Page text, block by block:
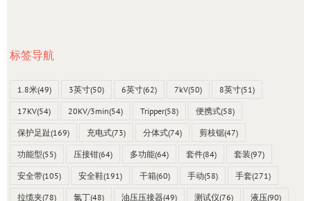
标签导航
1.8米(49) 3英寸(50) 6英寸(62) 7kV(50) 8英寸(51)
17KV(54) 20KV/3min(54) Tripper(58) 便携式(58)
保护足趾(169) 充电式(73) 分体式(74) 剪枝锯(47)
功能型(55) 压接钳(64) 多功能(64) 套件(84) 套装(97)
安全带(105) 安全鞋(191) 干箱(60) 手动(58) 手套(271)
拉缆夹(78) 氯丁(48) 油压压接器(49) 测试仪(76) 液压(90)